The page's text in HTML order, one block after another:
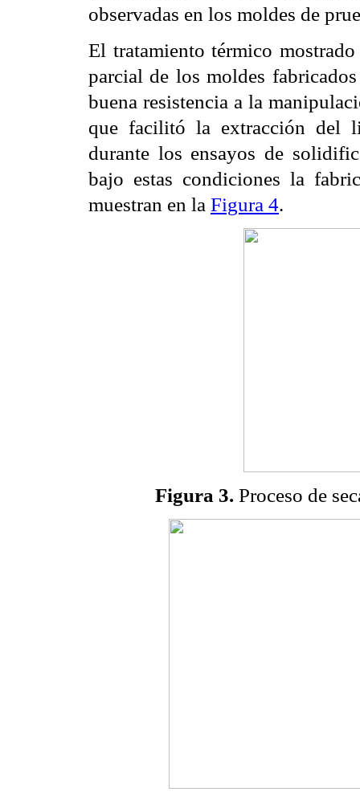
observadas en los moldes de
El tratamiento térmico
parcial de los moldes
buena resistencia a la
que facilitó la extracción del
durante los ensayos de
bajo estas condiciones la
muestran en la Figura 4.
Figura 3. Proceso de